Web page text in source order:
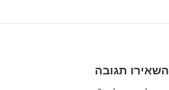
השאירו תגובה